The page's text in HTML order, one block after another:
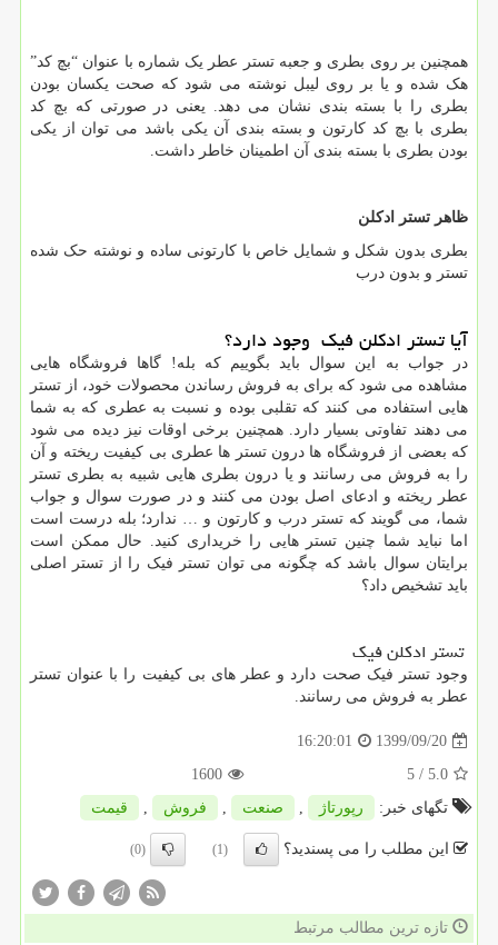
همچنین بر روی بطری و جعبه تستر عطر یک شماره با عنوان “بچ کد”
هک شده و یا بر روی لیبل نوشته می شود که صحت یکسان بودن
بطری را با بسته بندی نشان می دهد. یعنی در صورتی که بچ کد
بطری با بچ کد کارتون و بسته بندی آن یکی باشد می توان از یکی
بودن بطری با بسته بندی آن اطمینان خاطر داشت.
ظاهر تستر ادکلن
بطری بدون شکل و شمایل خاص با کارتونی ساده و نوشته حک شده
تستر و بدون درب
آیا تستر ادکلن فیک وجود دارد؟
در جواب به این سوال باید بگوییم که بله! گاها فروشگاه هایی
مشاهده می شود که برای به فروش رساندن محصولات خود، از تستر
هایی استفاده می کنند که تقلبی بوده و نسبت به عطری که به شما
می دهند تفاوتی بسیار دارد. همچنین برخی اوقات نیز دیده می شود
که بعضی از فروشگاه ها درون تستر ها عطری بی کیفیت ریخته و آن
را به فروش می رسانند و یا درون بطری هایی شبیه به بطری تستر
عطر ریخته و ادعای اصل بودن می کنند و در صورت سوال و جواب
شما، می گویند که تستر درب و کارتون و … ندارد؛ بله درست است
اما نباید شما چنین تستر هایی را خریداری کنید. حال ممکن است
برایتان سوال باشد که چگونه می توان تستر فیک را از تستر اصلی
باید تشخیص داد؟
تستر ادکلن فیک
وجود تستر فیک صحت دارد و عطر های بی کیفیت را با عنوان تستر
عطر به فروش می رسانند.
1399/09/20
16:20:01
5.0
/ 5
1600
تگهای خبر:
رپورتاژ , صنعت , فروش , قیمت
این مطلب را می پسندید؟ (1)
(0)
تازه ترین مطالب مرتبط